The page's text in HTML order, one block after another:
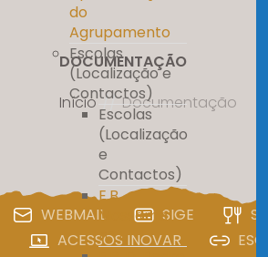
do
Agrupamento
Escolas
(Localização e
Contactos)
Escolas
(Localização
e
Contactos)
E.B.
Massamá
nº 1
DOCUMENTAÇÃO
Início //Documentação
WEBMAIL SIGE
ACESSOS INOVAR